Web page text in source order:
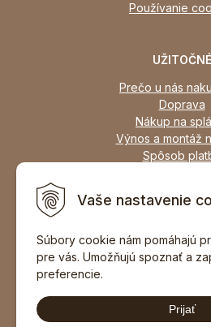
Vaše nastavenie
Súbory cookie nám pomáhajú
pre vás. Umožňujú spoznať a
preferencie.
Prijať
Používanie
UŽITOČNÉ
Prečo u nás
Doprava
Nákup na
Výnos a montáž
Spôsob
Zariadime všetky
DOPORUČIŤ